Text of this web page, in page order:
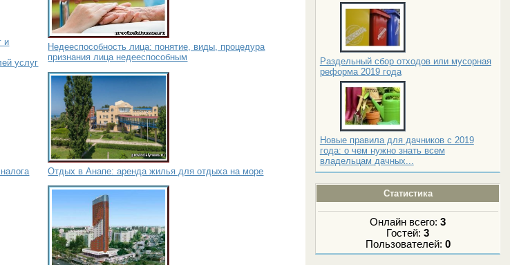
Раздельный сбор отходов или мусорная
реформа 2019 года
Новые правила для дачников с 2019
года: о чем нужно знать всем
владельцам дачных...
Статистика
Онлайн всего:3
Гостей:3
Пользователей: 0
и
услуг
Недееспособность лица: понятие, виды, процедура
признания лица недееспособным
Отдых в Анапе: аренда жилья для отдыха на море